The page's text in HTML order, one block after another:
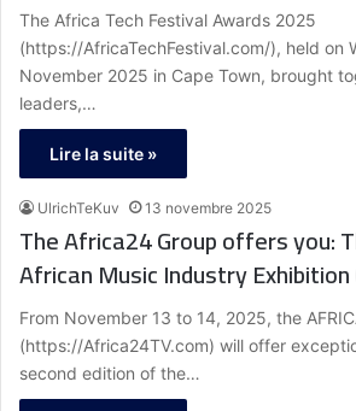
The Africa Tech Festival Awards 2025
(https://AfricaTechFestival.com/), held on
November 2025 in Cape Town, brought
leaders,…
Lire la suite »
UlrichTeKuv 13 novembre 2025
The Africa24 Group offers you:
African Music Industry
From November 13 to 14, 2025, the
(https://Africa24TV.com) will offer
second edition of the…